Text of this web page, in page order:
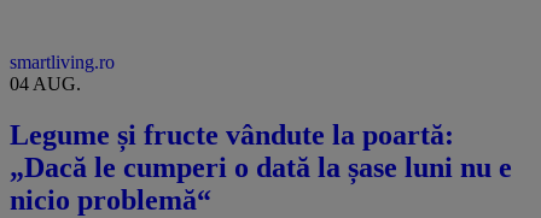
smartliving.ro
04 AUG.
Legume și fructe vândute la poartă:
„Dacă le cumperi o dată la șase luni nu e
nicio problemă“